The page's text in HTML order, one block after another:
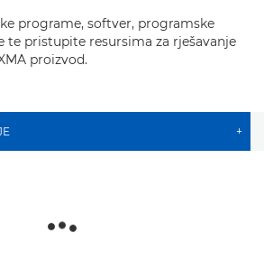
programe, softver, programske
te pristupite resursima za rješavanje
proizvod.
+